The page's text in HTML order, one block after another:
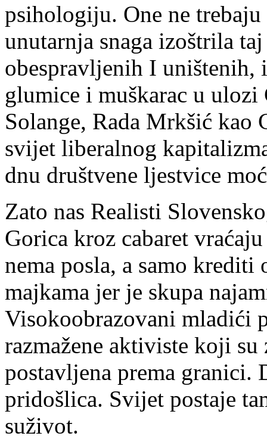
psihologiju. One ne
unutarnja snaga izoštrila
obespravljenih I
glumice i muškarac u ulozi
Solange, Rada Mrkšić kao
svijet liberalnog
dnu društvene ljestvice
Zato nas Realisti
Gorica kroz cabaret
nema posla, a samo
majkama jer je skupa
Visokoobrazovani mladići
razmažene aktiviste koji
postavljena prema granici.
pridošlica. Svijet postaje
suživot.